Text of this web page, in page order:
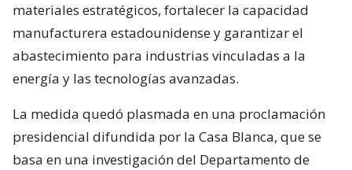
materiales estratégicos, fortalecer la capacidad
manufacturera estadounidense y garantizar el
abastecimiento para industrias vinculadas a la
energía y las tecnologías avanzadas.
La medida quedó plasmada en una proclamación
presidencial difundida por la Casa Blanca, que se
basa en una investigación del Departamento de